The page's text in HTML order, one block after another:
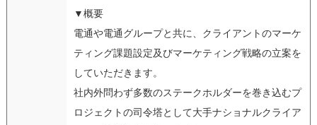
▼概要
電通や電通グループと共に、クライアントのマーケ
ティング課題設定及びマーケティング戦略の立案を
していただきます。
社内外問わず多数のステークホルダーを巻き込むプ
ロジェクトの司令塔として大手ナショナルクライア